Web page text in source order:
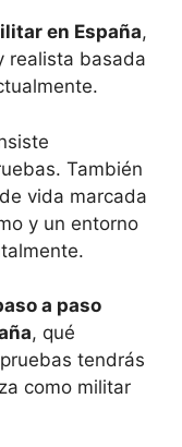
en España,
realista basada
También
vida marcada
y un entorno
a paso
, qué
tendrás
como militar